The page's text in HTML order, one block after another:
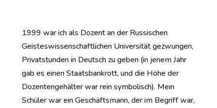
1999 war ich als Dozent an der Russischen
Geisteswissenschaftlichen Universität gezwungen,
Privatstunden in Deutsch zu geben (in jenem Jahr
gab es einen Staatsbankrott, und die Höhe der
Dozentengehälter war rein symbolisch). Mein
Schüler war ein Geschäftsmann, der im Begriff war,